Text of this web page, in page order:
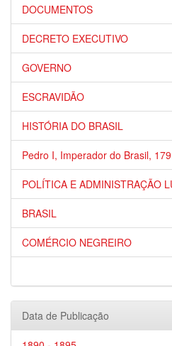
DOCUMENTOS
DECRETO EXECUTIVO
GOVERNO
ESCRAVIDÃO
HISTÓRIA DO BRASIL
Pedro I, Imperador do Brasil,
POLÍTICA E ADMINISTRAÇÃO
BRASIL
COMÉRCIO NEGREIRO
Data de Publicação